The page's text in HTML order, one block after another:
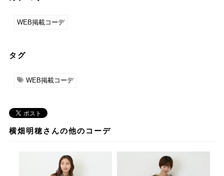
WEB掲載コーデ
タグ
WEB掲載コーデ
横畑明穂さんの他のコーデ